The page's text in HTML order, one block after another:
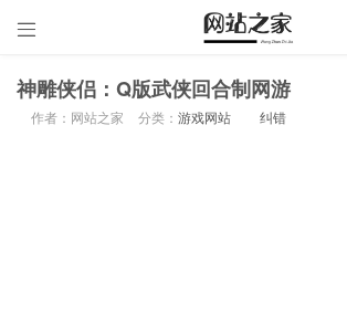

神雕侠侣：Q版武侠回合制网游
作者：网站之家 分类： 游戏网站 纠错